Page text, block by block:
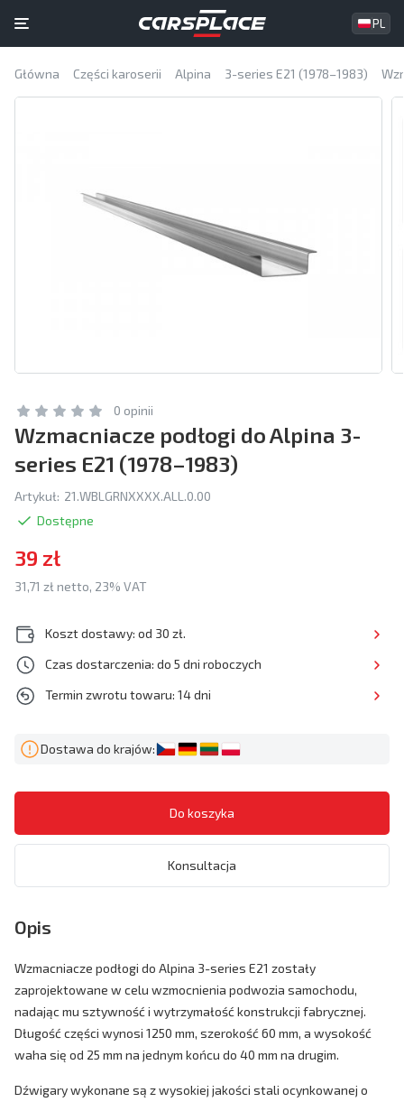
PL
Główna Części karoserii Alpina 3-series E21 (1978–1983)
0 opinii
Wzmacniacze podłogi do Alpina 3-
series E21 (1978–1983)
Artykuł: 21.WBLGRNXXXX.ALL.0.00
Dostępne
39 zł
31,71 zł netto, 23% VAT
Koszt dostawy: od 30 zł.
Czas dostarczenia: do 5 dni roboczych
Termin zwrotu towaru: 14 dni
Dostawa do krajów:
Konsultacja
Opis
Wzmacniacze podłogi do Alpina 3-series E21 zostały
zaprojektowane w celu wzmocnienia podwozia samochodu,
nadając mu sztywność i wytrzymałość konstrukcji fabrycznej.
Długość części wynosi 1250 mm, szerokość 60 mm, a wysokość
waha się od 25 mm na jednym końcu do 40 mm na drugim.
Dźwigary wykonane są z wysokiej jakości stali ocynkowanej o